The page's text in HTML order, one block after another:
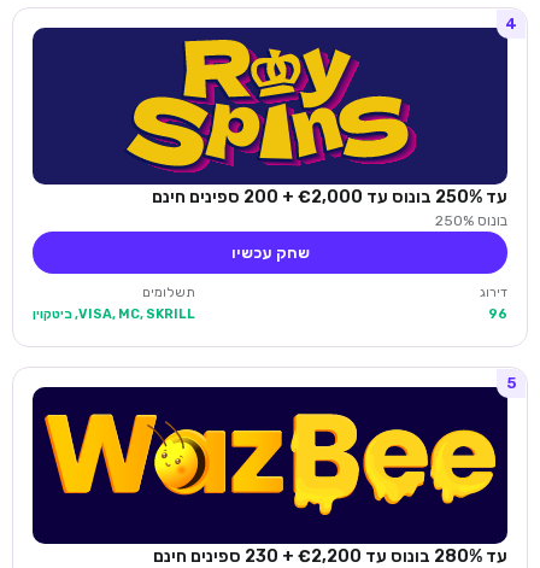
4
עד 250% בונוס עד €2,000 + 200 ספינים חינם
בונוס 250%
שחק עכשיו
דירוג
96
תשלומים
VISA, MC, SKRILL, ביטקוין
5
עד 280% בונוס עד €2,200 + 230 ספינים חינם